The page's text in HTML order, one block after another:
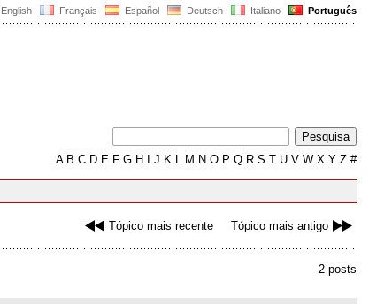
English Français Español Deutsch Italiano Português
AB C D E F G H J K L M N O P Q R S T U V W X Y Z #
Tópico mais recente Tópico mais antigo
2 posts